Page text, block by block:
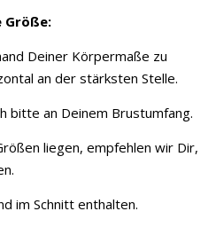
Größe:
Deiner Körpermaße zu
an der stärksten Stelle.
bitte an Deinem Brustumfang.
liegen, empfehlen wir Dir,
im Schnitt enthalten.